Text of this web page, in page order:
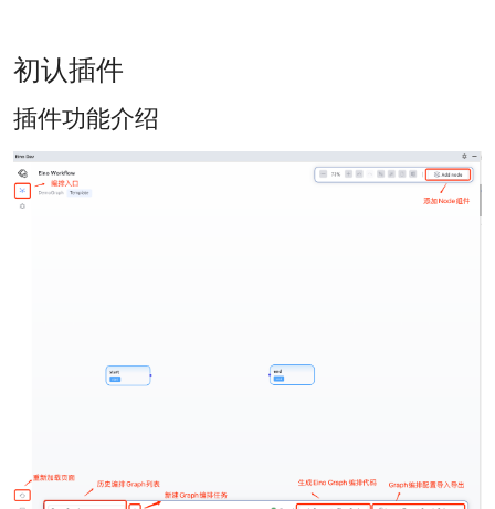
初认插件
插件功能介绍